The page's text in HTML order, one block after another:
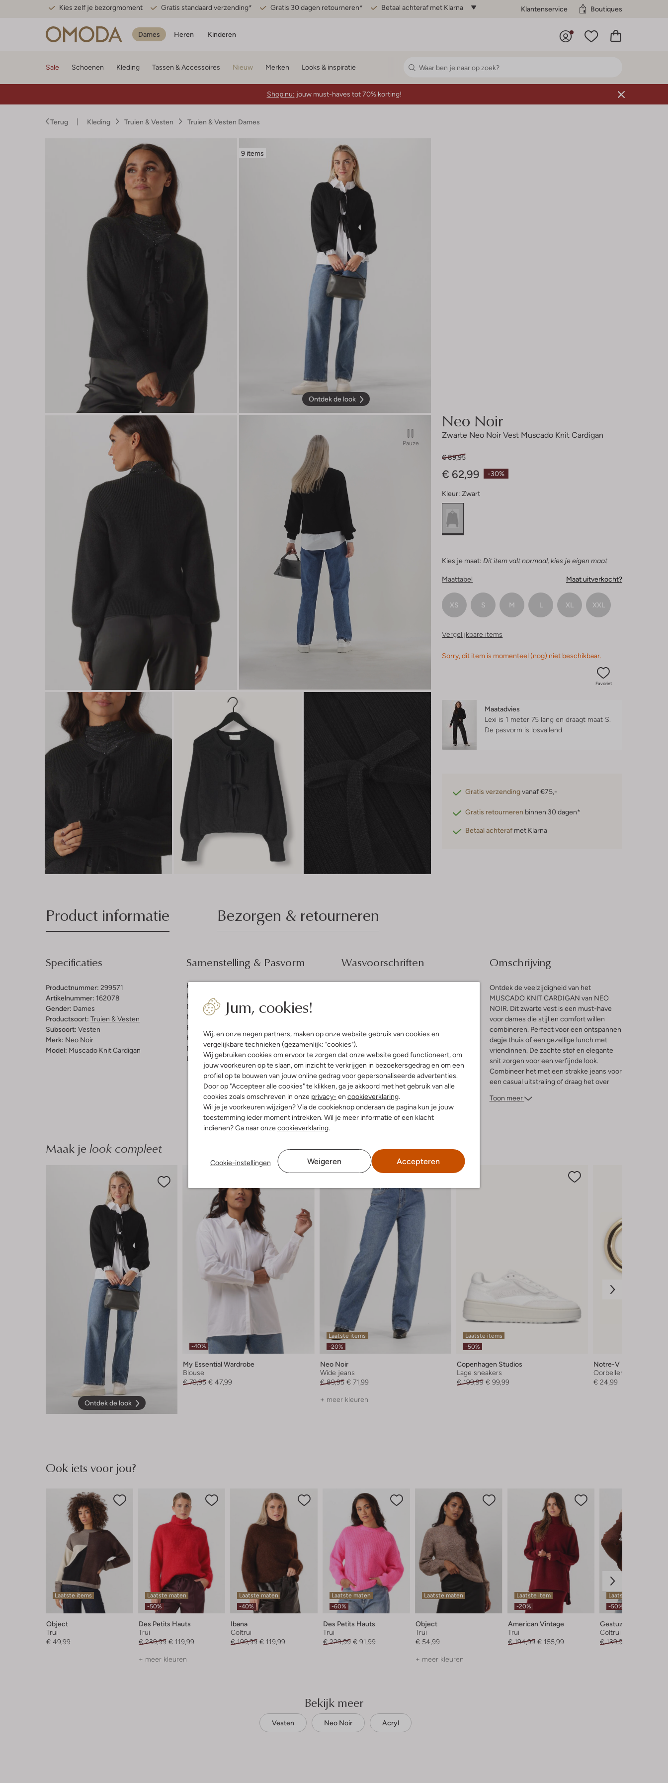
Kies zelf je bezorgmoment Gratis standaard verzending* Gratis 30 dagen retourneren* Betaal achteraf met Klarna Klantenservice Boutiques
Dames Heren Kinderen
Jum, cookies!
Wij, en onze negen partners, maken op onze website gebruik van cookies en
vergelijkbare technieken (gezamenlijk: "cookies").
Wij gebruiken cookies om ervoor te zorgen dat onze website goed functioneert, om
jouw voorkeuren op te slaan, om inzicht te verkrijgen in bezoekersgedrag en om een
profiel op te bouwen van jouw online gedrag voor gepersonaliseerde advertenties.
Door op "Accepteer alle cookies" te klikken, ga je akkoord met het gebruik van alle
cookies zoals omschreven in onze privacy- en cookieverklaring.
Wil je je voorkeuren wijzigen? Via de cookieknop onderaan de pagina kun je jouw
toestemming ieder moment intrekken. Wil je meer informatie of een klacht
indienen? Ga naar onzecookieverklaring.
Cookie-instellingen Weigeren Accepteren
Sale Schoenen Kleding Tassen & Accessoires Nieuw Merken Looks & inspiratie
Shop nu: jouw must-haves tot 70% korting!
Terug Kleding Truien & Vesten Truien & Vesten Dames
9 items
Ontdek de look
Pauze
Neo Noir
Zwarte Neo Noir Vest Muscado Knit Cardigan
-30%
€ 89,95
€ 62,99
Kleur: Zwart
Kies je maat: Dit item valt normaal, kies je eigen maat
Maattabel Maat uitverkocht?
XS S M L XL XXL
Vergelijkbare items
Sorry, dit item is momenteel (nog) niet beschikbaar.
Favoriet
Maatadvies
Lexi is 1 meter 75 lang en draagt maat S.
De pasvorm is losvallend
Gratis verzendingvanaf €75,-
Gratis retourneren binnen 30 dagen*
Betaal achteraf met Klarna
Product informatie Bezorgen & retourneren
Specificaties
Productnummer: 299571
Artikelnummer: 162078
Gender: Dames
Productsoort: Truien & Vesten
Subsoort: Vesten
Merk: Neo Noir
Model: Muscado Knit Cardigan
Samenstelling & Pasvorm
Kleur:
Patroon:
Materiaal: Acryl
Materiaalpercentages:
Pasvorm:
Halslijn:Rond
Mouwlengte:Lange Mouw
Lengte: Kort
Wasvoorschriften
Gewone chemische reiniging
Omschrijving
Ontdek de veelzijdigheid van het
MUSCADO KNIT CARDIGAN van NEO
NOIR. Dit zwarte vest is een must-have
voor dames die stijl en comfort willen
combineren. Perfect voor een ontspannen
dagje thuis of een gezellige lunch met
vriendinnen. De zachte stof en elegante
snit zorgen voor een verfijnde look.
Combineer het met een strakke jeans voor
een casual uitstraling of draag het over
geklede look. Dit vest past moeiteloos in
Toon meer
Maak je look compleet
Ontdek de look
-40%
My Essential Wardrobe
Blouse
€ 79,95 € 47,99
Laatste items
-20%
Neo Noir
Wide jeans
€ 89,95 € 71,99
+ meer kleuren
Laatste items
-50%
Copenhagen Studios
Lage sneakers
€ 199,99 € 99,99
Notre-V
Oorbellen
€ 24,99
Ook iets voor jou?
Laatste items
Object
Trui
€ 49,99
Laatste maten
-50%
Des Petits Hauts
Trui
€ 239,99 € 119,99
+ meer kleuren
Laatste maten
-40%
Ibana
Coltrui
€ 199,99 € 119,99
Laatste maten
-60%
Des Petits Hauts
Trui
€ 229,99 € 91,99
Laatste maten
Object
Trui
€ 54,99
+ meer kleuren
Laatste item
-20%
American Vintage
Trui
€ 194,99 € 155,99
Laatste item
-50%
Gestuz
Coltrui
€ 139,95
Bekijk meer
Vesten Neo Noir Acryl